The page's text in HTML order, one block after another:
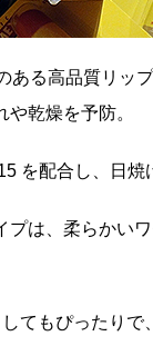
ある高品質リッ
乾燥を予防。
を配合し、日焼
プは、柔らかい
てもぴったりで